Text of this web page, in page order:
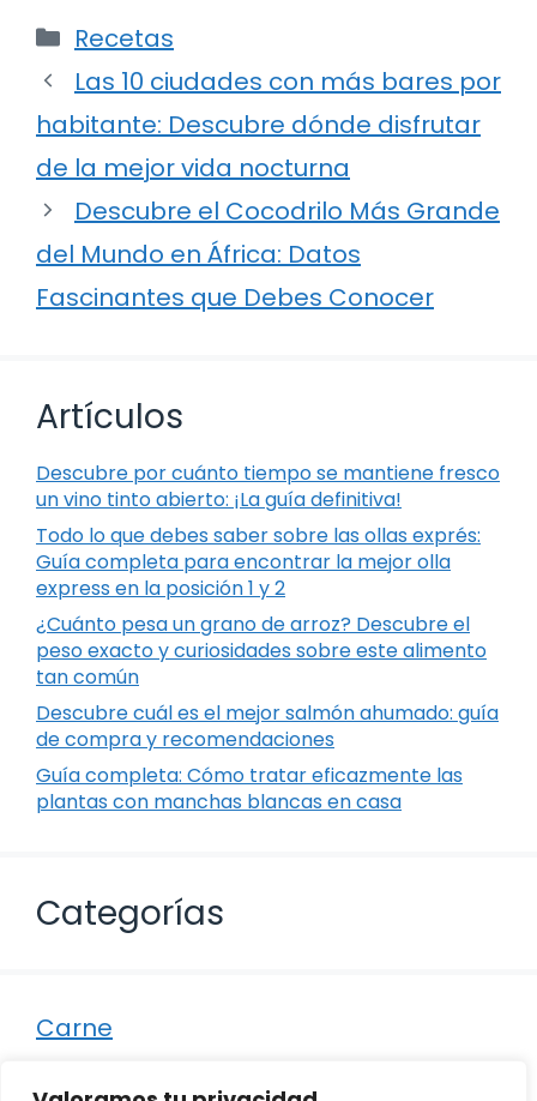
Categorías
Recetas
Las 10 ciudades con más bares por
habitante: Descubre dónde disfrutar
de la mejor vida nocturna
Descubre el Cocodrilo Más Grande
del Mundo en África: Datos
Fascinantes que Debes Conocer
Artículos
Descubre por cuánto tiempo se mantiene fresco
un vino tinto abierto: ¡La guía definitiva!
Todo lo que debes saber sobre las ollas exprés:
Guía completa para encontrar la mejor olla
express en la posición 1 y 2
¿Cuánto pesa un grano de arroz? Descubre el
peso exacto y curiosidades sobre este alimento
tan común
Descubre cuál es el mejor salmón ahumado: guía
de compra y recomendaciones
Guía completa: Cómo tratar eficazmente las
plantas con manchas blancas en casa
Categorías
Carne